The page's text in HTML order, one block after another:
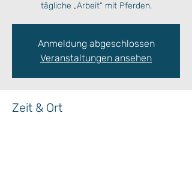
tägliche „Arbeit“ mit Pferden.
Anmeldung abgeschlossen
Veranstaltungen ansehen
Zeit & Ort